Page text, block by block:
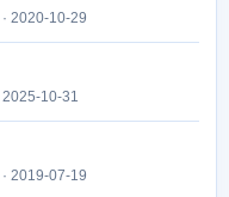
2020-10-29
2025-10-31
2019-07-19